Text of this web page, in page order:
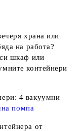
храна или
на работа?
си шкаф или
контейнери
4 вакуумни
помпа
от